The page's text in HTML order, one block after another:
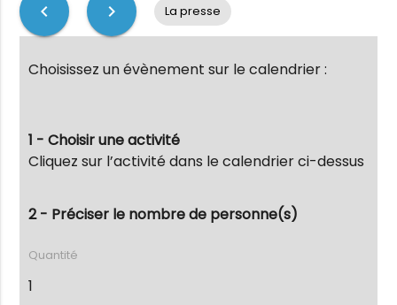
chevron_left chevron_right La presse
Choisissez un évènement sur le calendrier :
1 - Choisir une activité
Cliquez sur l’activité dans le calendrier ci-dessus
2 - Préciser le nombre de personne(s)
Quantité